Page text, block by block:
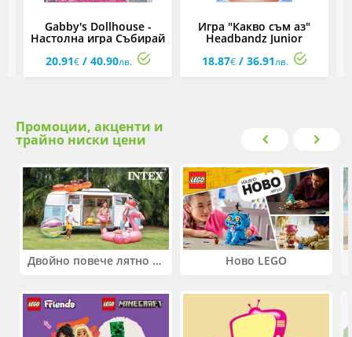
Gabby's Dollhouse -
Настолна игра Събирай
аксесоари за диадема
20.91€/ 40.90лв.
Игра "Какво съм аз"
Headbandz Junior
18.87€/ 36.91лв.
Промоции, акценти и
трайно ниски цени
Двойно повече лятно забавление! Купи 2 продукта INTEX и вземи -33% Ново LEGO